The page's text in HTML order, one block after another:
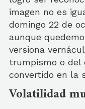
imagen no es
domingo 22 de
aunque
versiona
trumpismo o del
convertido en la
Volatilidad